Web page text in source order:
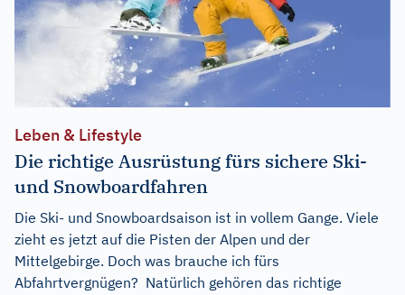
Leben & Lifestyle
Die richtige Ausrüstung fürs sichere Ski-
und Snowboardfahren
Die Ski- und Snowboardsaison ist in vollem Gange. Viele
zieht es jetzt auf die Pisten der Alpen und der
Mittelgebirge. Doch was brauche ich fürs
Abfahrtvergnügen? Natürlich gehören das richtige